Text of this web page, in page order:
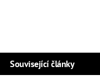
Související články